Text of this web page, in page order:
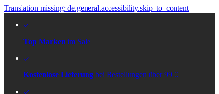
Translation missing: de.general.accessibility.skip_to_content
Top Marken im Sale
Kostenlose Lieferung bei Bestellungen über 99 €